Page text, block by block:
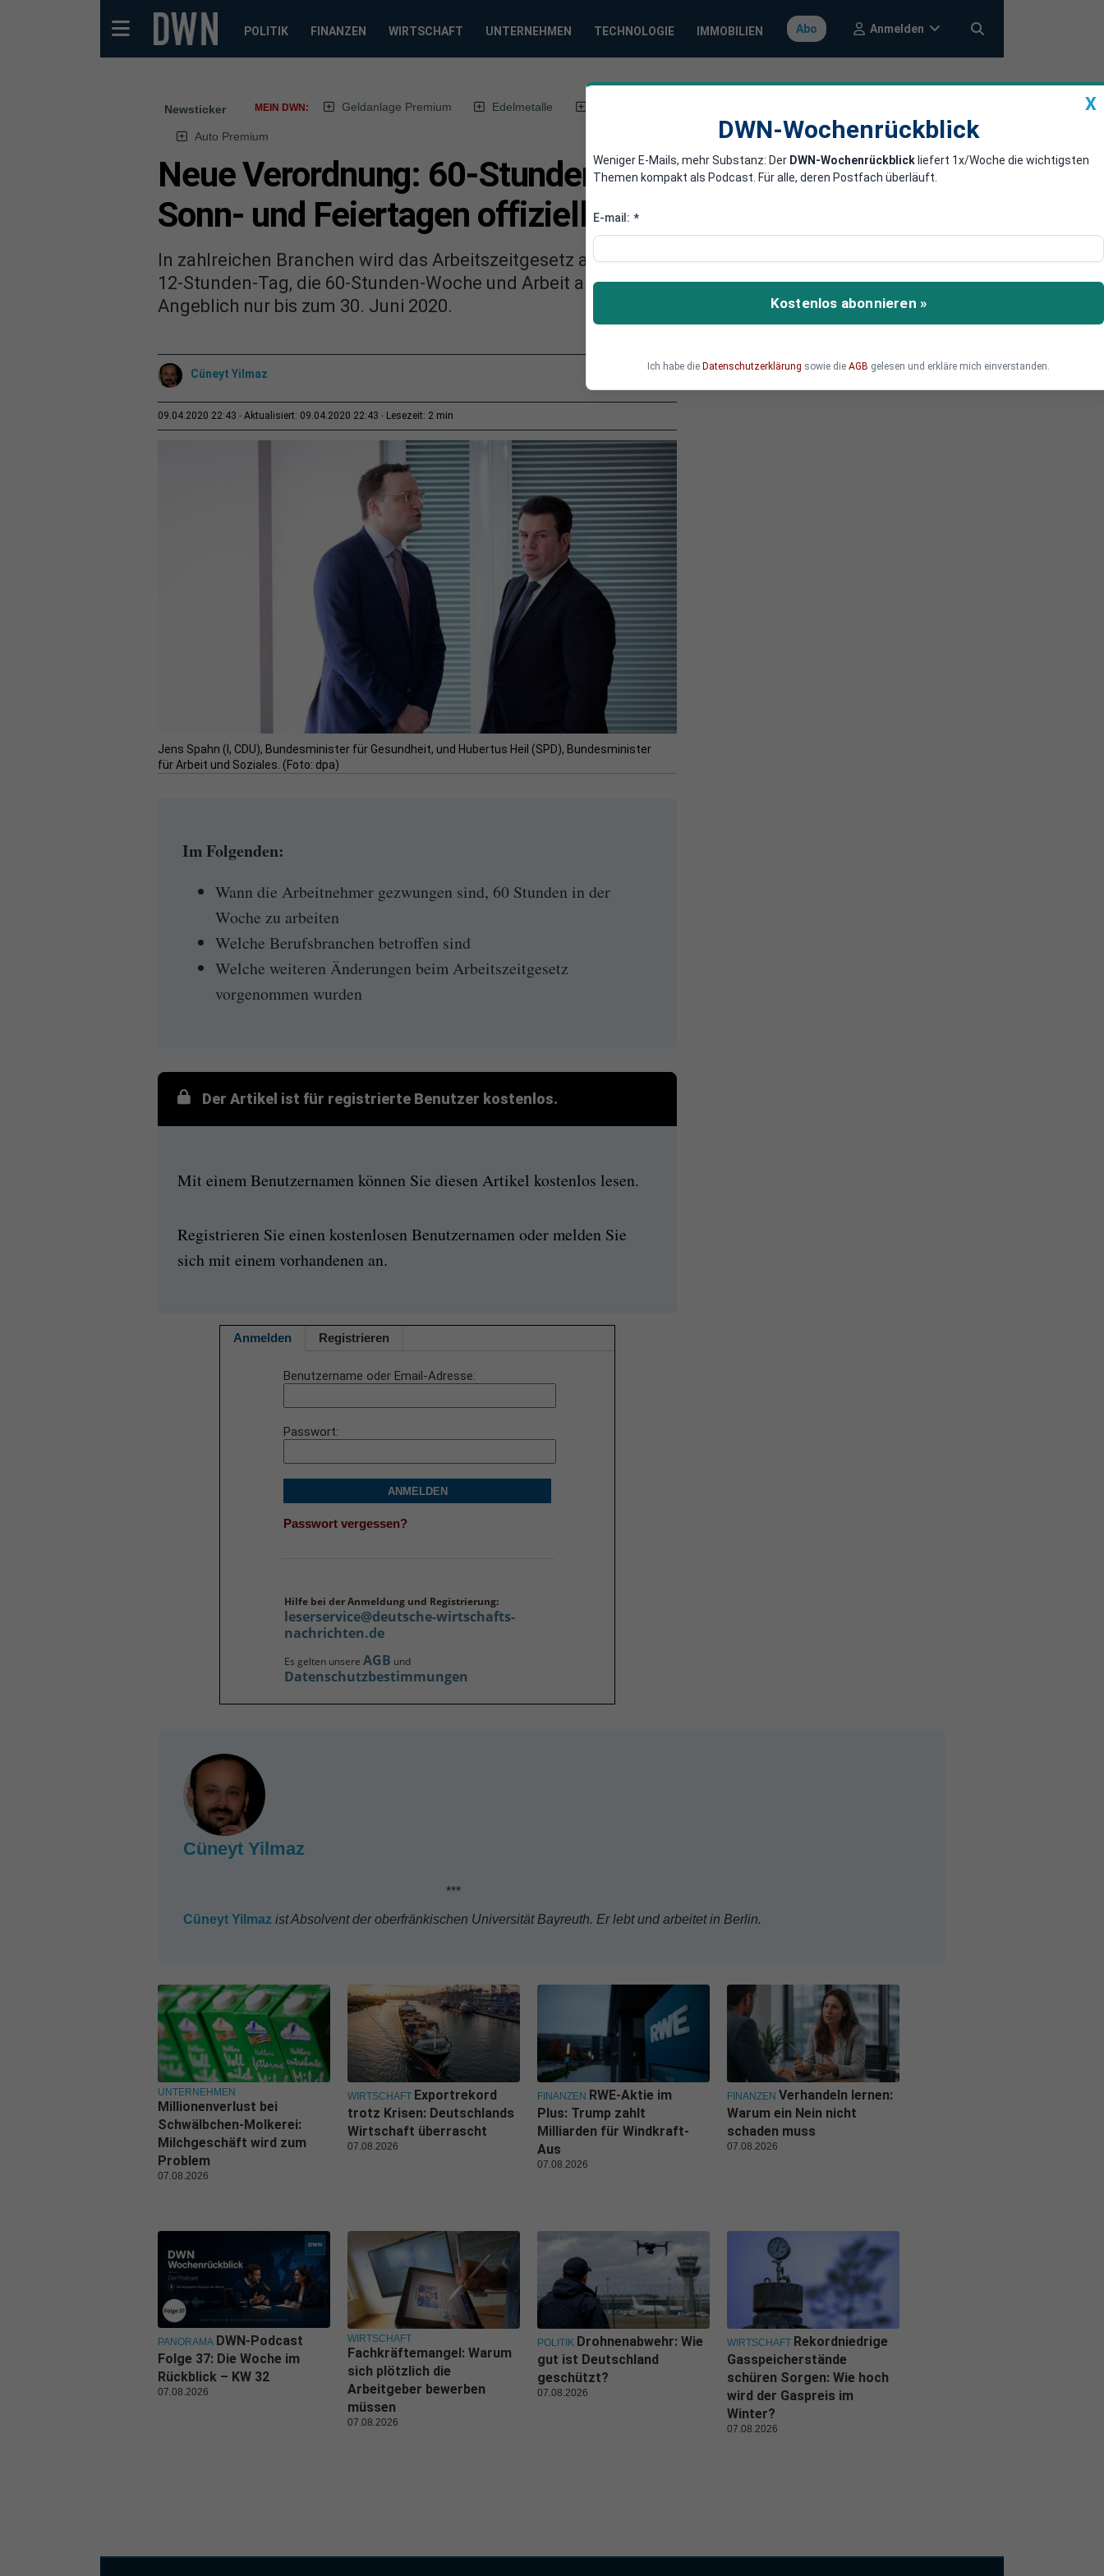
POLITIK FINANZEN WIRTSCHAFT UNTERNEHMEN TECHNOLOGIE IMMOBILIEN Abo Anmelden
Newsticker MEIN DWN: Geldanlage Premium Edelmetalle
Auto Premium
Neue Verordnung: 60-Stunden-Woche und Arbeit an
Sonn- und Feiertagen offiziell erlaubt
In zahlreichen Branchen wird das Arbeitszeitgesetz aufgrund des Corona-Virus aufgeweicht. Der
12-Stunden-Tag, die 60-Stunden-Woche und Arbeit an Sonn- und Feiertagen ist nun erlaubt.
Angeblich nur bis zum 30. Juni 2020.
Cüneyt Yilmaz
09.04.2020 22:43 Aktualisiert: 09.04.2020 22:43 Lesezeit: 2 min
Jens Spahn (l, CDU), Bundesminister für Gesundheit, und Hubertus Heil (SPD), Bundesminister
für Arbeit und Soziales. (Foto: dpa)
Im Folgenden:
Wann die Arbeitnehmer gezwungen sind, 60 Stunden in der
Woche zu arbeiten
Welche Berufsbranchen betroffen sind
Welche weiteren Änderungen beim Arbeitszeitgesetz
vorgenommen wurden
Der Artikel ist für registrierte Benutzer kostenlos.
Mit einem Benutzernamen können Sie diesen Artikel kostenlos lesen.
Registrieren Sie einen kostenlosen Benutzernamen oder melden Sie
sich mit einem vorhandenen an.
Anmelden Registrieren
Benutzername oder Email-Adresse
Passwort
ANMELDEN
Passwort vergessen?
Hilfe bei der Anmeldung und Registrierung:
leserservice@deutsche-wirtschafts-
nachrichten.de
Es gelten unsere AGB und
Datenschutzbestimmungen
X
DWN-Wochenrückblick
Weniger E-Mails, mehr Substanz: Der DWN-Wochenrückblick liefert 1x/Woche die wichtigsten
Themen kompakt als Podcast. Für alle, deren Postfach überläuft.
E-mail: *
Kostenlos abonnieren »
Ich habe die Datenschutzerklärung sowie die AGB gelesen und erkläre mich einverstanden.
Cüneyt Yilmaz
***
Cüneyt Yilmaz ist Absolvent der oberfränkischen Universität Bayreuth. Er lebt und arbeitet in Berlin.
UNTERNEHMEN
Millionenverlust bei
Schwälbchen-Molkerei:
Milchgeschäft wird zum
Problem
07.08.2026
WIRTSCHAFT Exportrekord
trotz Krisen: Deutschlands
Wirtschaft überrascht
07.08.2026
FINANZEN RWE-Aktie im
Plus: Trump zahlt
Milliarden für Windkraft-
Aus
07.08.2026
FINANZEN Verhandeln lernen:
Warum ein Nein nicht
schaden muss
07.08.2026
PANORAMA DWN-Podcast
Folge 37: Die Woche im
Rückblick – KW 32
07.08.2026
WIRTSCHAFT
Fachkräftemangel: Warum
sich plötzlich die
Arbeitgeber bewerben
müssen
07.08.2026
POLITIK Drohnenabwehr: Wie
gut ist Deutschland
geschützt?
07.08.2026
WIRTSCHAFT Rekordniedrige
Gasspeicherstände
schüren Sorgen: Wie hoch
wird der Gaspreis im
Winter?
07.08.2026